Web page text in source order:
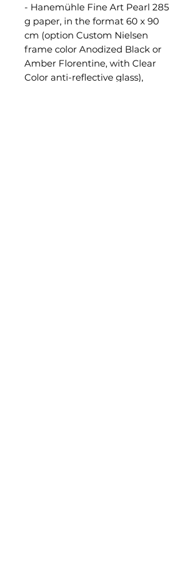
- Hanemühle Fine Art Pearl 285
g paper, in the format 60 x 90
cm (option Custom Nielsen
frame color Anodized Black or
Amber Florentine, with Clear
Color anti-reflective glass),